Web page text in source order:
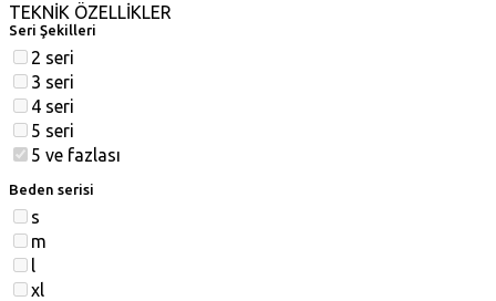
TEKNİK ÖZELLİKLER
Seri Şekilleri
2 seri
3 seri
4 seri
5 seri
5 ve fazlası
Beden serisi
s
m
l
xl